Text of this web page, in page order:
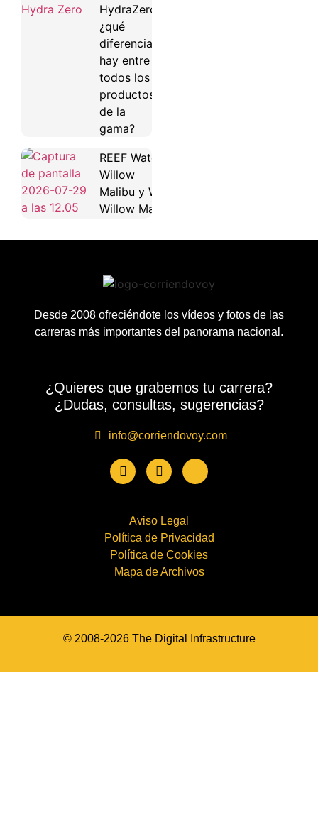
HydraZero:
¿qué
diferencias
hay entre
todos los
productos
de la
gama?
REEF Water
Willow
Malibu y Water
Willow Maya
Desde 2008 ofreciéndote los vídeos y fotos de las
carreras más importantes del panorama nacional.
¿Quieres que grabemos tu carrera?
¿Dudas, consultas, sugerencias?
info@corriendovoy.com
Aviso Legal
Política de Privacidad
Política de Cookies
Mapa de Archivos
© 2008-2026 The Digital Infrastructure